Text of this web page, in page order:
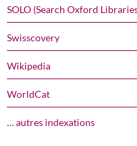
SOLO (Search Oxford
Swisscovery
Wikipedia
WorldCat
… autres indexations